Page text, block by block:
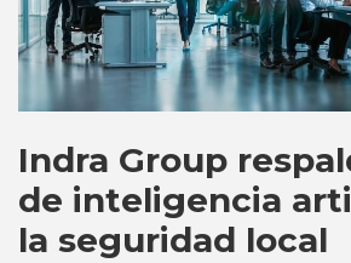
Indra Group
de inteligencia
la seguridad local